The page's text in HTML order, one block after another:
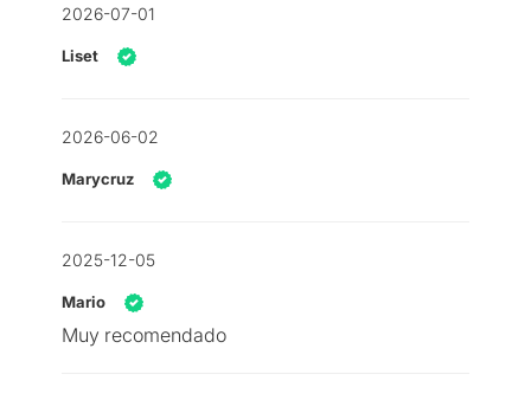
2026-07-01
Liset
2026-06-02
Marycruz
2025-12-05
Mario
Muy recomendado